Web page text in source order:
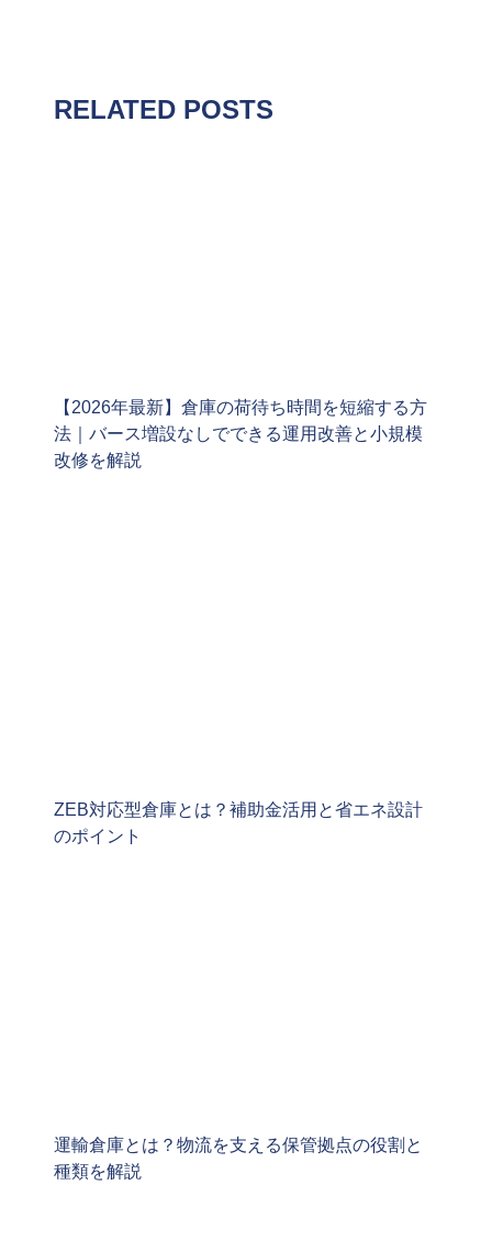
RELATED POSTS
【2026年最新】倉庫の荷待ち時間を短縮する方
法｜バース増設なしでできる運用改善と小規模
改修を解説
ZEB対応型倉庫とは？補助金活用と省エネ設計
のポイント
運輸倉庫とは？物流を支える保管拠点の役割と
種類を解説